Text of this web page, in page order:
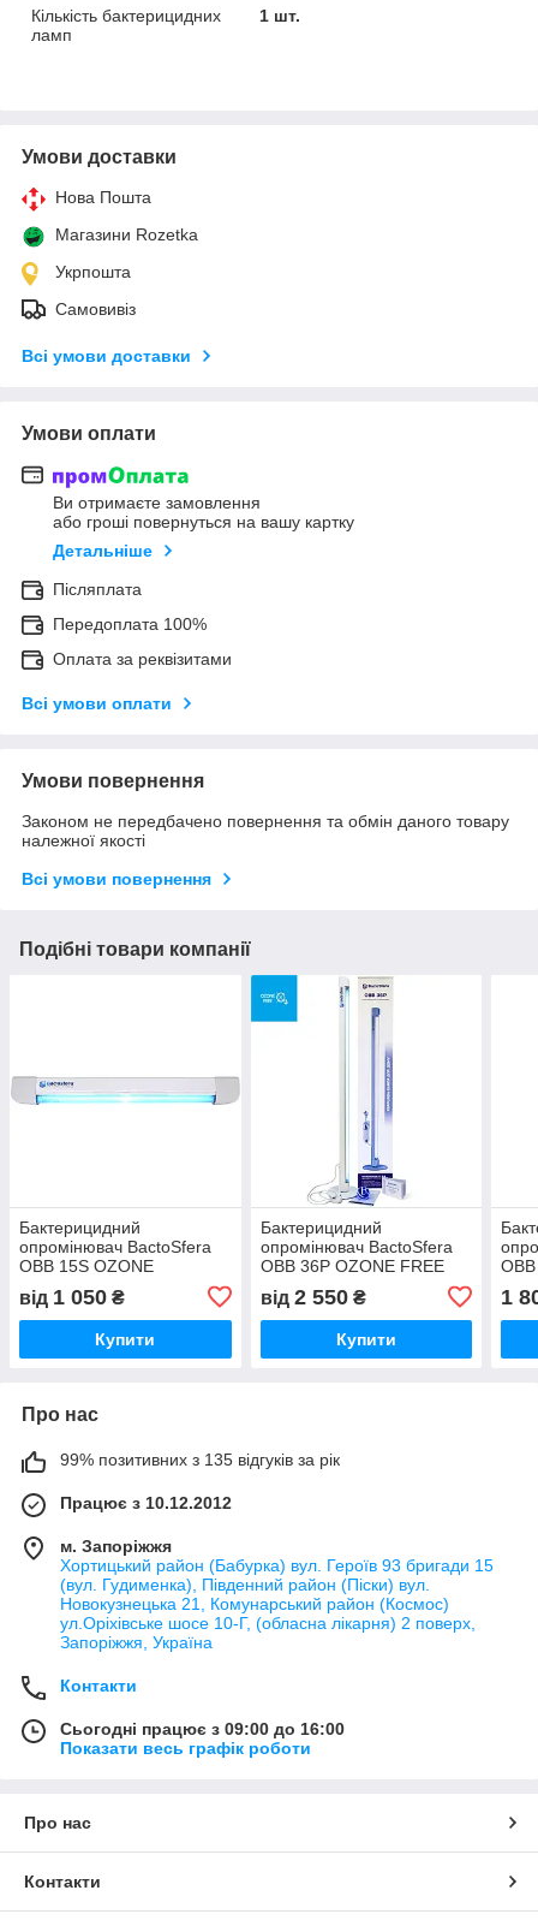
Кількість бактерицидних
ламп
1 шт.
Умови доставки
Нова Пошта
Магазини Rozetka
Укрпошта
Самовивіз
Всі умови доставки
Умови оплати
Ви отримаєте замовлення
або гроші повернуться на вашу картку
Детальніше
Післяплата
Передоплата 100%
Оплата за реквізитами
Всі умови оплати
Умови повернення
Законом не передбачено повернення та обмін даного товару
належної якості
Всі умови повернення
Подібні товари компанії
Бактерицидний
опромінювач BactoSfera
OBB 15S OZONE
від 1 050 ₴
Купити
Бактерицидний
опромінювач BactoSfera
OBB 36P OZONE FREE
від 2 550₴
Купити
1
Про нас
99% позитивних з 135 відгуків за рік
Працює з 10.12.2012
м. Запоріжжя
Хортицький район (Бабурка) вул. Героїв 93 бригади 15
(вул. Гудименка), Південний район (Піски) вул.
Новокузнецька 21, Комунарський район (Космос)
ул.Оріхівське шосе 10-Г, (обласна лікарня) 2 поверх,
Запоріжжя, Україна
Контакти
Сьогодні працює з 09:00 до 16:00
Показати весь графік роботи
Про нас
Контакти